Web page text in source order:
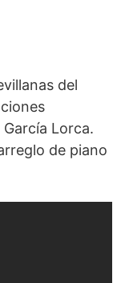
del
Lorca.
de piano